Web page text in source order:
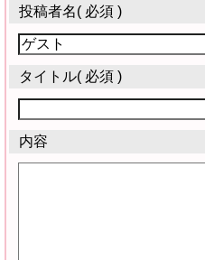
投稿者名( 必須 )
タイトル( 必須 )
内容